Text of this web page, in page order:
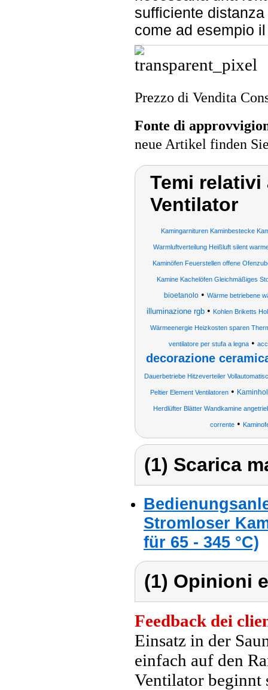
sufficiente
come ad esempio
Prezzo di Vendita
Fonte di
neue Artikel finden
Temi
Ventilator
Kamingarnituren Kaminbestecke
Warmluftverteilung Heißluft silent
Kaminöfen Feuerstellen offene
Kamine Kachelöfen Gleichmäßiges
bioetanolo• Wärme betriebene
illuminazione rgb• Kohlen Briketts
Wärmeenergie Heizkosten sparen
ventilatore per stufa a legna •
decorazione
Dauerbetriebe Hitzeverteiler
Peltier Element Ventilatoren•
Herdlüfter Blätter Wandkamine
corrente•
(1) Scarica
Stromloser
für 65 - 345 °C)
(1) Opinioni
Feedback dei
Einsatz in der
einfach auf den
Ventilator beginnt